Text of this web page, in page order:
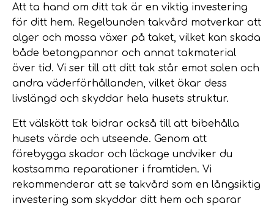
Att ta hand om ditt tak är en viktig investering
för ditt hem. Regelbunden takvård motverkar att
alger och mossa växer på taket, vilket kan skada
både betongpannor och annat takmaterial
över tid. Vi ser till att ditt tak står emot solen och
andra väderförhållanden, vilket ökar dess
livslängd och skyddar hela husets struktur.
Ett välskött tak bidrar också till att bibehålla
husets värde och utseende. Genom att
förebygga skador och läckage undviker du
kostsamma reparationer i framtiden. Vi
rekommenderar att se takvård som en långsiktig
investering som skyddar ditt hem och sparar